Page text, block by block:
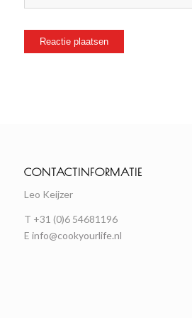
CONTACTINFORMATIE
Leo Keijzer
T +31 (0)6 54681196
E info@cookyourlife.nl